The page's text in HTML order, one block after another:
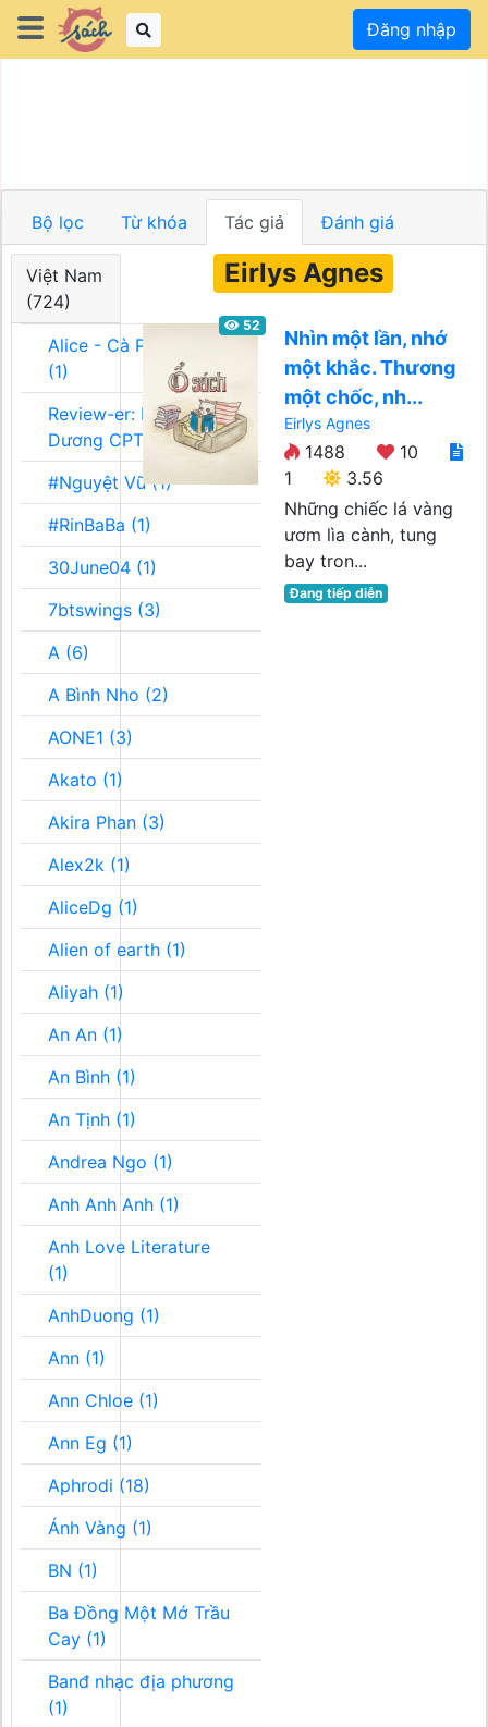
Đăng nhập
Bộ lọc Từ khóa Tác giả Đánh giá
Việt Nam
(724)
Alice - Cà Phê Team
(1)
Review-er: Dương
Dương CPT (1)
#Nguyệt Vũ (1)
#RinBaBa (1)
30June04 (1)
7btswings (3)
A (6)
A Bình Nho (2)
AONE1 (3)
Akato (1)
Akira Phan (3)
Alex2k (1)
AliceDg (1)
Alien of earth (1)
Aliyah (1)
An An (1)
An Bình (1)
An Tịnh (1)
Andrea Ngo (1)
Anh Anh Anh (1)
Anh Love Literature
(1)
AnhDuong (1)
Ann (1)
Ann Chloe (1)
Ann Eg (1)
Aphrodi (18)
Ánh Vàng (1)
BN (1)
Ba Đồng Một Mớ Trầu
Cay (1)
Banđ nhạc địa phương
(1)
Eirlys Agnes
52
Nhìn một lần, nhớ
một khắc. Thương
một chốc, nh...
Eirlys Agnes
1488
10
1
3.56
Những chiếc lá vàng
ươm lìa cành, tung
bay tron...
Đang tiếp diễn